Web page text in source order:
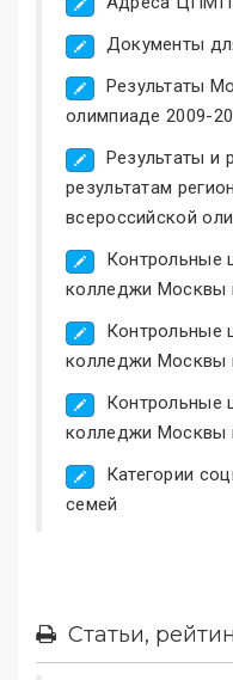
Документы
Результаты
олимпиаде 2009-
Результаты и
результатам
всероссийской
Контрольные
колледжи Москвы
Контрольные
колледжи Москвы
Контрольные
колледжи Москвы
Категории
семей
Статьи,